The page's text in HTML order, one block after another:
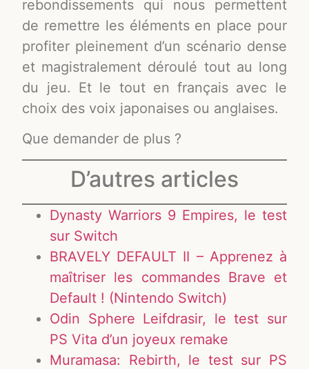
rebondissements qui nous permettent
de remettre les éléments en place pour
profiter pleinement d’un scénario dense
et magistralement déroulé tout au long
du jeu. Et le tout en français avec le
choix des voix japonaises ou anglaises.
Que demander de plus ?
D’autres articles
Dynasty Warriors 9 Empires, le test
sur Switch
BRAVELY DEFAULT II – Apprenez à
maîtriser les commandes Brave et
Default ! (Nintendo Switch)
Odin Sphere Leifdrasir, le test sur
PS Vita d’un joyeux remake
Muramasa: Rebirth, le test sur PS